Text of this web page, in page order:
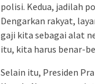
polisi. Kedua, jadilah
Dengarkan rakyat,
gaji kita sebagai alat
itu, kita harus benar-
Selain itu, Presiden